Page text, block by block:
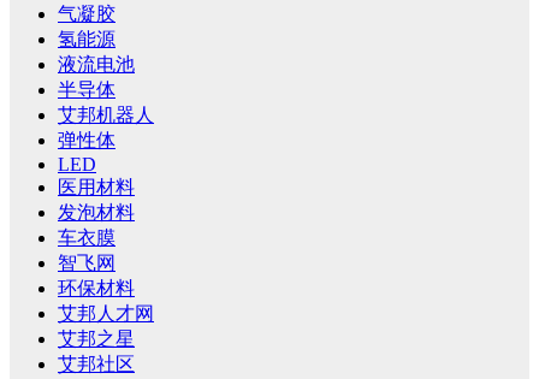
气凝胶
氢能源
液流电池
半导体
艾邦机器人
弹性体
LED
医用材料
发泡材料
车衣膜
智飞网
环保材料
艾邦人才网
艾邦之星
艾邦社区